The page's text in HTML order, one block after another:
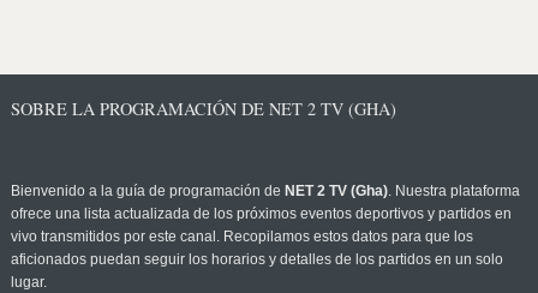
SOBRE LA PROGRAMACIÓN DE NET 2 TV (GHA)
Bienvenido a la guía de programación de NET 2 TV (Gha). Nuestra plataforma
ofrece una lista actualizada de los próximos eventos deportivos y partidos en
vivo transmitidos por este canal. Recopilamos estos datos para que los
aficionados puedan seguir los horarios y detalles de los partidos en un solo
lugar.